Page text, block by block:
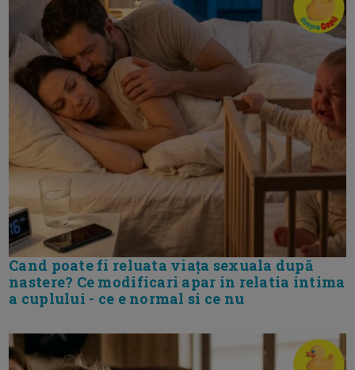
Cand poate fi reluata viața sexuala după
nastere? Ce modificari apar in relatia intima
a cuplului - ce e normal si ce nu